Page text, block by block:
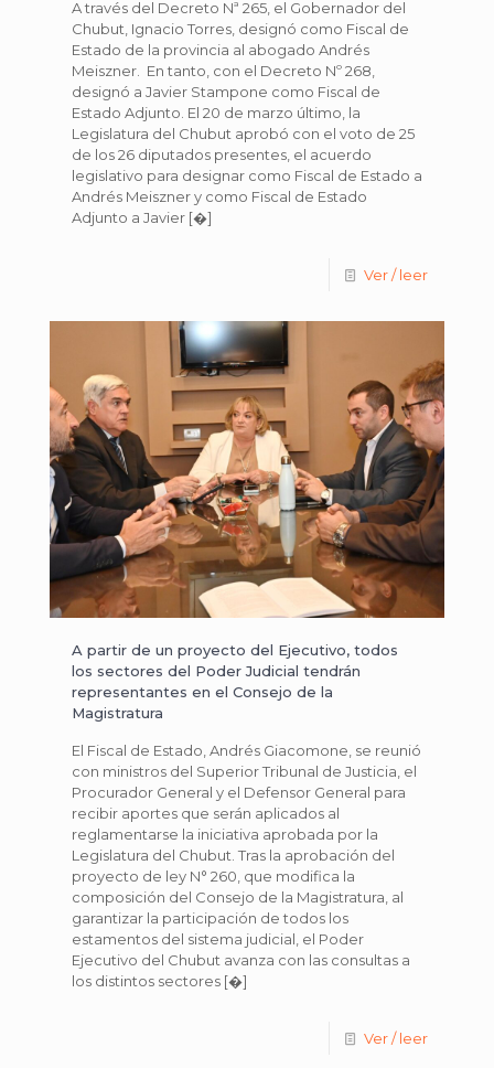
A través del Decreto Nª 265, el Gobernador del
Chubut, Ignacio Torres, designó como Fiscal de
Estado de la provincia al abogado Andrés
Meiszner. En tanto, con el Decreto Nº 268,
designó a Javier Stampone como Fiscal de
Estado Adjunto. El 20 de marzo último, la
Legislatura del Chubut aprobó con el voto de 25
de los 26 diputados presentes, el acuerdo
legislativo para designar como Fiscal de Estado a
Andrés Meiszner y como Fiscal de Estado
Adjunto a Javier [�]
Ver / leer
A partir de un proyecto del Ejecutivo, todos
los sectores del Poder Judicial tendrán
representantes en el Consejo de la
Magistratura
El Fiscal de Estado, Andrés Giacomone, se reunió
con ministros del Superior Tribunal de Justicia, el
Procurador General y el Defensor General para
recibir aportes que serán aplicados al
reglamentarse la iniciativa aprobada por la
Legislatura del Chubut. Tras la aprobación del
proyecto de ley N° 260, que modifica la
composición del Consejo de la Magistratura, al
garantizar la participación de todos los
estamentos del sistema judicial, el Poder
Ejecutivo del Chubut avanza con las consultas a
los distintos sectores [�]
Ver / leer